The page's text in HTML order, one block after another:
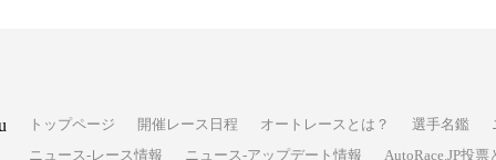
トップページ 開催レース日程 オートレースとは？ 選手名鑑
ニュース-レース情報
ニュース-アップデート情報 AutoRace.JP投